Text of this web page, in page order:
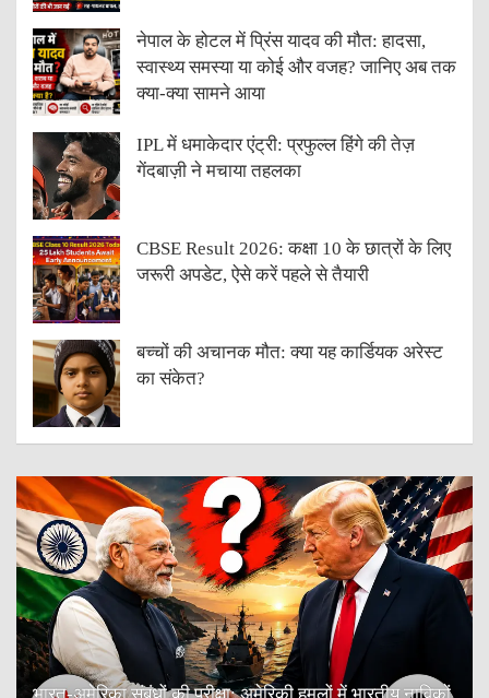
नेपाल के होटल में प्रिंस यादव की मौत: हादसा,
स्वास्थ्य समस्या या कोई और वजह? जानिए अब तक
क्या-क्या सामने आया
IPL में धमाकेदार एंट्री: प्रफुल्ल हिंगे की तेज़
गेंदबाज़ी ने मचाया तहलका
CBSE Result 2026: कक्षा 10 के छात्रों के लिए
जरूरी अपडेट, ऐसे करें पहले से तैयारी
बच्चों की अचानक मौत: क्या यह कार्डियक अरेस्ट
का संकेत?